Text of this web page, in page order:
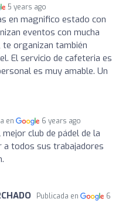
5 years ago
en magnifico estado con
eventos con mucha
te organizan también
El servicio de cafeteria es
es muy amable. Un
en 6 years ago
mejor club de pádel de la
a todos sus trabajadores
Publicada en
6